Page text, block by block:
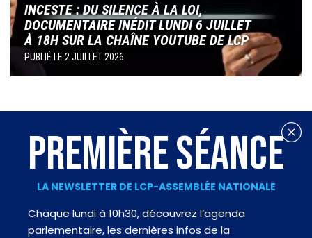
INCESTE : DU SILENCE À LA LOI,
DOCUMENTAIRE INÉDIT LUNDI 6 JUILLET
À 18H SUR LA CHAÎNE YOUTUBE DE LCP
PUBLIÉ LE 2 JUILLET 2026
PREMIÈRE SÉANCE
LA NEWSLETTER DE LCP-ASSEMBLÉE NATIONALE
Chaque lundi à 10h30, découvrez l’agenda
parlementaire, les dernières infos de la